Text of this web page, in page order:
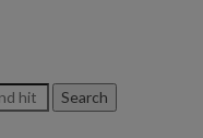
Search